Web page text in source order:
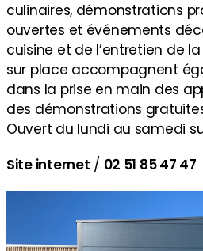
culinaires, démonstrations
ouvertes et événements
cuisine et de l’entretien de
sur place accompagnent
dans la prise en main des
des démonstrations
Ouvert du lundi au samedi
Site internet / 02 51 85 47 47